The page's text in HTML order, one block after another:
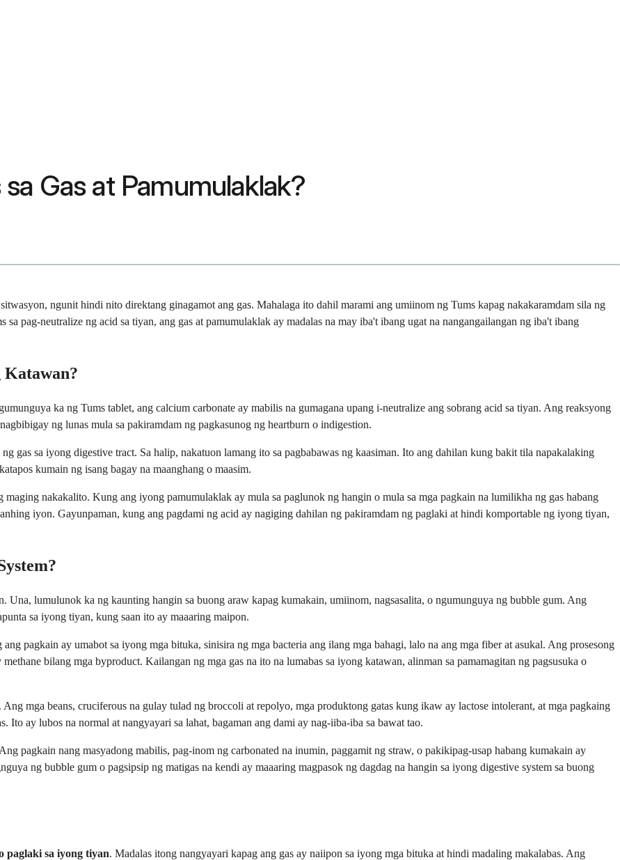
Gas at Pamumulaklak?
ngunit hindi nito direktang ginagamot ang gas. Mahalaga ito dahil marami ang umiinom ng Tums kapag nakakaramdam sila ng
sa pag-neutralize ng acid sa tiyan, ang gas at pamumulaklak ay madalas na may iba't ibang ugat na nangangailangan ng iba't ibang
Katawan?
ka ng Tums tablet, ang calcium carbonate ay mabilis na gumagana upang i-neutralize ang sobrang acid sa tiyan. Ang reaksyong
ng lunas mula sa pakiramdam ng pagkasunog ng heartburn o indigestion.
gas sa iyong digestive tract. Sa halip, nakatuon lamang ito sa pagbabawas ng kaasiman. Ito ang dahilan kung bakit tila napakalaking
kumain ng isang bagay na maanghang o maasim.
maging nakakalito. Kung ang iyong pamumulaklak ay mula sa paglunok ng hangin o mula sa mga pagkain na lumilikha ng gas habang
iyon. Gayunpaman, kung ang pagdami ng acid ay nagiging dahilan ng pakiramdam ng paglaki at hindi komportable ng iyong tiyan,
Una, lumulunok ka ng kaunting hangin sa buong araw kapag kumakain, umiinom, nagsasalita, o ngumunguya ng bubble gum. Ang
sa iyong tiyan, kung saan ito ay maaaring maipon.
pagkain ay umabot sa iyong mga bituka, sinisira ng mga bacteria ang ilang mga bahagi, lalo na ang mga fiber at asukal. Ang prosesong
bilang mga byproduct. Kailangan ng mga gas na ito na lumabas sa iyong katawan, alinman sa pamamagitan ng pagsusuka o
mga beans, cruciferous na gulay tulad ng broccoli at repolyo, mga produktong gatas kung ikaw ay lactose intolerant, at mga pagkaing
Ito ay lubos na normal at nangyayari sa lahat, bagaman ang dami ay nag-iiba-iba sa bawat tao.
pagkain nang masyadong mabilis, pag-inom ng carbonated na inumin, paggamit ng straw, o pakikipag-usap habang kumakain ay
ng bubble gum o pagsipsip ng matigas na kendi ay maaaring magpasok ng dagdag na hangin sa iyong digestive system sa buong
paglaki sa iyong tiyan. Madalas itong nangyayari kapag ang gas ay naiipon sa iyong mga bituka at hindi madaling makalabas. Ang